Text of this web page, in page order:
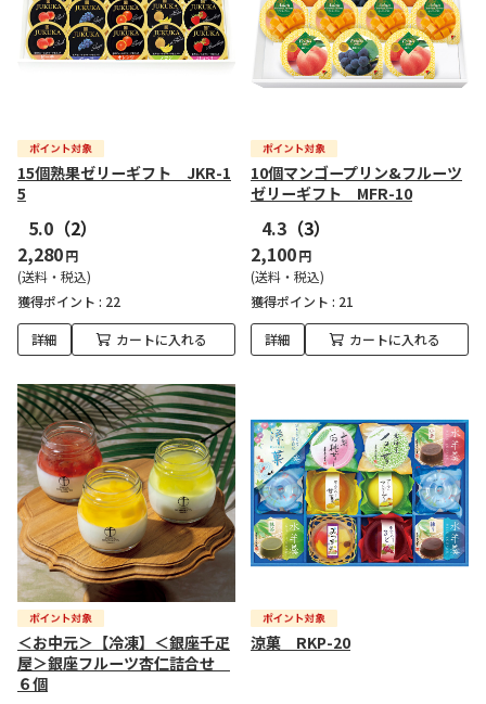
15個熟果ゼリーギフト JKR-1
5
5.0 （2）
2,280円
(送料・税込)
獲得ポイント : 22
詳細 カートに入れる
10個マンゴープリン&フルーツ
ゼリーギフト MFR-10
4.3 （3）
2,100円
(送料・税込)
獲得ポイント : 21
詳細 カートに入れる
＜お中元＞【冷凍】＜銀座千疋
屋＞銀座フルーツ杏仁詰合せ
６個
涼菓 RKP-20